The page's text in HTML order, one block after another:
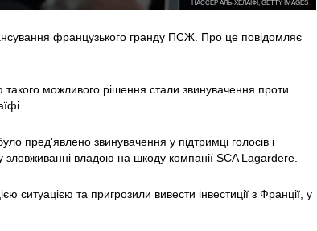
НАССЕР АЛЬ-ХЕЛАЇФІ, GETTY IMAGES
французького гранду ПСЖ. Про це повідомляє
можливого рішення стали звинувачення проти
пред'явлено звинувачення у підтримці голосів і
зловживанні владою на шкоду компанії SCA Lagardere.
ситуацією та пригрозили вивести інвестиції з Франції, у